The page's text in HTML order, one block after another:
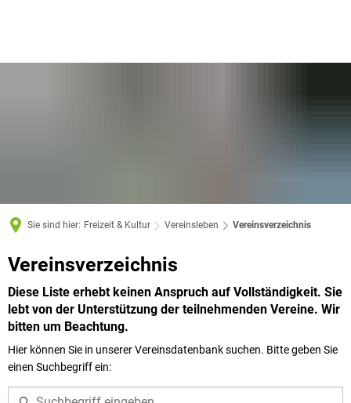
Sie sind hier: Freizeit & Kultur Vereinsleben Vereinsverzeichnis
Vereinsverzeichnis
Vereinsverzeichnis
Diese Liste erhebt keinen Anspruch auf Vollständigkeit. Sie
lebt von der Unterstützung der teilnehmenden Vereine. Wir
bitten um Beachtung.
Hier können Sie in unserer Vereinsdatenbank suchen. Bitte geben Sie
einen Suchbegriff ein: